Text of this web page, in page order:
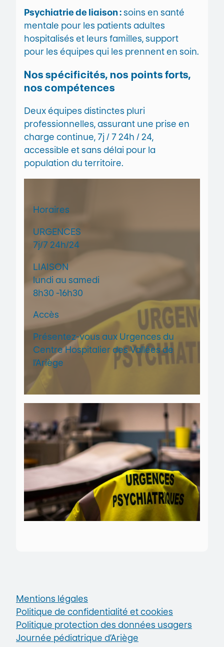
Psychiatrie de liaison :soins en santé
mentale pour les patients adultes
hospitalisés et leurs familles, support
pour les équipes qui les prennent en soin.
Nos spécificités, nos points forts,
nos compétences
Deux équipes distinctes pluri
professionnelles, assurant une prise en
charge continue, 7j / 7 24h / 24,
accessible et sans délai pour la
population du territoire.
Horaires
URGENCES
7j/7 24h/24
LIAISON
lundi au samedi
8h30 -16h30
Accès
Présentez-vous aux Urgences du
Centre Hospitalier des Vallées de
l’Ariège
Mentions légales
Politique de confidentialité et cookies
Politique protection des données usagers
Journée pédiatrique d’Ariège